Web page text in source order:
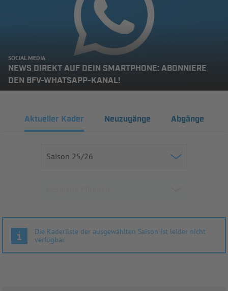
SOCIAL MEDIA
NEWS DIREKT AUF DEIN SMARTPHONE: ABONNIERE
DEN BFV-WHATSAPP-KANAL!
Aktueller Kader Neuzugänge Abgänge
Die Kaderliste der ausgewählten Saison ist leider nicht
verfügbar.